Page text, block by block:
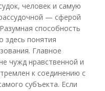
человек и самую
— сферой
способность
здесь понятия
Главное
чужд нравственной и
к соединению с
субъекта. Если